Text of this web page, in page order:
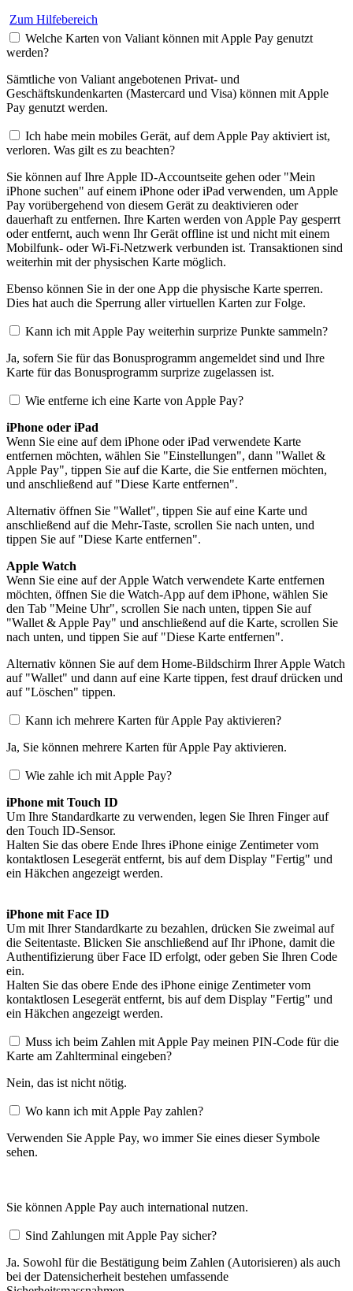
Zum Hilfebereich
Welche Karten von Valiant können mit Apple Pay genutzt
werden?
Sämtliche von Valiant angebotenen Privat- und
Geschäftskundenkarten (Mastercard und Visa) können mit Apple
Pay genutzt werden.
Ich habe mein mobiles Gerät, auf dem Apple Pay aktiviert ist,
verloren. Was gilt es zu beachten?
Sie können auf Ihre Apple ID-Accountseite gehen oder "Mein
iPhone suchen" auf einem iPhone oder iPad verwenden, um Apple
Pay vorübergehend von diesem Gerät zu deaktivieren oder
dauerhaft zu entfernen. Ihre Karten werden von Apple Pay gesperrt
oder entfernt, auch wenn Ihr Gerät offline ist und nicht mit einem
Mobilfunk- oder Wi-Fi-Netzwerk verbunden ist. Transaktionen sind
weiterhin mit der physischen Karte möglich.
Ebenso können Sie in der one App die physische Karte sperren.
Dies hat auch die Sperrung aller virtuellen Karten zur Folge.
Kann ich mit Apple Pay weiterhin surprize Punkte sammeln?
Ja, sofern Sie für das Bonusprogramm angemeldet sind und Ihre
Karte für das Bonusprogramm surprize zugelassen ist.
Wie entferne ich eine Karte von Apple Pay?
iPhone oder iPad
Wenn Sie eine auf dem iPhone oder iPad verwendete Karte
entfernen möchten, wählen Sie "Einstellungen", dann "Wallet &
Apple Pay", tippen Sie auf die Karte, die Sie entfernen möchten,
und anschließend auf "Diese Karte entfernen".
Alternativ öffnen Sie "Wallet", tippen Sie auf eine Karte und
anschließend auf die Mehr-Taste, scrollen Sie nach unten, und
tippen Sie auf "Diese Karte entfernen".
Apple Watch
Wenn Sie eine auf der Apple Watch verwendete Karte entfernen
möchten, öffnen Sie die Watch-App auf dem iPhone, wählen Sie
den Tab "Meine Uhr", scrollen Sie nach unten, tippen Sie auf
"Wallet & Apple Pay" und anschließend auf die Karte, scrollen Sie
nach unten, und tippen Sie auf "Diese Karte entfernen".
Alternativ können Sie auf dem Home-Bildschirm Ihrer Apple Watch
auf "Wallet" und dann auf eine Karte tippen, fest drauf drücken und
auf "Löschen" tippen.
Kann ich mehrere Karten für Apple Pay aktivieren?
Ja, Sie können mehrere Karten für Apple Pay aktivieren.
Wie zahle ich mit Apple Pay?
iPhone mit Touch ID
Um Ihre Standardkarte zu verwenden, legen Sie Ihren Finger auf
den Touch ID-Sensor.
Halten Sie das obere Ende Ihres iPhone einige Zentimeter vom
kontaktlosen Lesegerät entfernt, bis auf dem Display "Fertig" und
ein Häkchen angezeigt werden.
iPhone mit Face ID
Um mit Ihrer Standardkarte zu bezahlen, drücken Sie zweimal auf
die Seitentaste. Blicken Sie anschließend auf Ihr iPhone, damit die
Authentifizierung über Face ID erfolgt, oder geben Sie Ihren Code
ein.
Halten Sie das obere Ende des iPhone einige Zentimeter vom
kontaktlosen Lesegerät entfernt, bis auf dem Display "Fertig" und
ein Häkchen angezeigt werden.
Muss ich beim Zahlen mit Apple Pay meinen PIN-Code für die
Karte am Zahlterminal eingeben?
Nein, das ist nicht nötig.
Wo kann ich mit Apple Pay zahlen?
Verwenden Sie Apple Pay, wo immer Sie eines dieser Symbole
sehen.
Sie können Apple Pay auch international nutzen.
Sind Zahlungen mit Apple Pay sicher?
Ja. Sowohl für die Bestätigung beim Zahlen (Autorisieren) als auch
bei der Datensicherheit bestehen umfassende